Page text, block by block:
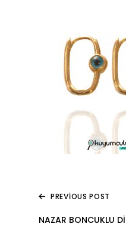
PREVIOUS POST
NAZAR BONCUKLU